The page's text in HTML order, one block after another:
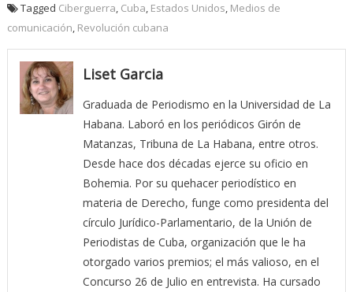
Tagged Ciberguerra Cuba Estados Unidos Medios de
comunicación Revolución cubana
Liset Garcia
Graduada de Periodismo en la Universidad de La
Habana. Laboró en los periódicos Girón de
Matanzas, Tribuna de La Habana, entre otros.
Desde hace dos décadas ejerce su oficio en
Bohemia. Por su quehacer periodístico en
materia de Derecho, funge como presidenta del
círculo Jurídico-Parlamentario, de la Unión de
Periodistas de Cuba, organización que le ha
otorgado varios premios; el más valioso, en el
Concurso 26 de Julio en entrevista. Ha cursado